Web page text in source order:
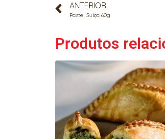
ANTERIOR
Pastel Suiço 60g
Produtos